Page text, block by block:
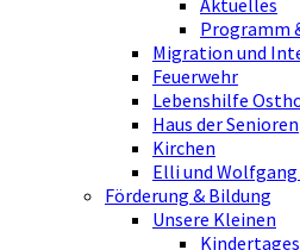
Programm
Migration und
Feuerwehr
Lebenshilfe
Haus der Senioren
Kirchen
Elli und
Förderung & Bildung
Unsere Kleinen